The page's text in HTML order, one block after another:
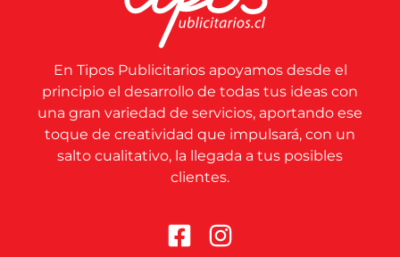
En Tipos Publicitarios apoyamos desde el
principio el desarrollo de todas tus ideas con
una gran variedad de servicios, aportando ese
toque de creatividad que impulsará, con un
salto cualitativo, la llegada a tus posibles
clientes.